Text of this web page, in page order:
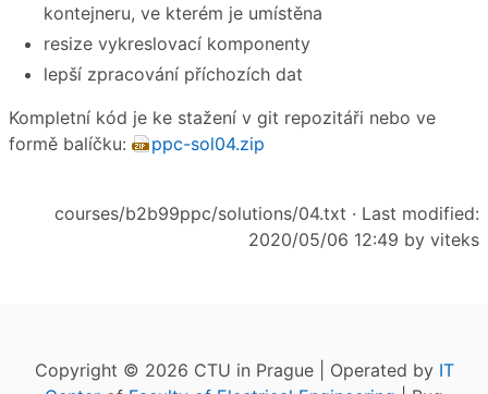
kontejneru, ve kterém je umístěna
resize vykreslovací komponenty
lepší zpracování příchozích dat
Kompletní kód je ke stažení v git repozitáři nebo ve
formě balíčku:
ppc-sol04.zip
courses/b2b99ppc/solutions/04.txt · Last modified:
2020/05/06 12:49 by viteks
Copyright © 2026 CTU in Prague | Operated by IT